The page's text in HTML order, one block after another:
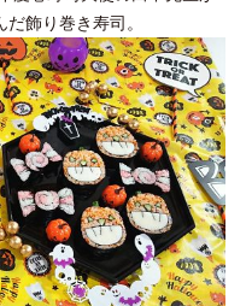
飾り巻き寿司。